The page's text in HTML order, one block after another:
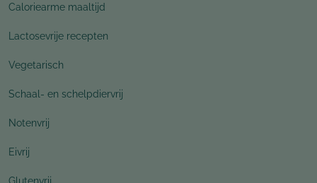
Caloriearme maaltijd
Lactosevrije recepten
Vegetarisch
Schaal- en schelpdiervrij
Notenvrij
Eivrij
Glutenvrij